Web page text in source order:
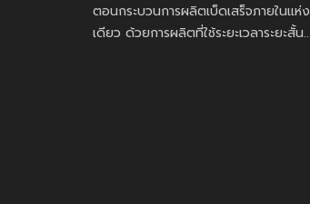
ตอนกระบวนการผลิตเบ็ดเสร็จภายในแห่ง
เดียว ด้วยการผลิตที่ใช้ระยะเวลาระยะสั้น..